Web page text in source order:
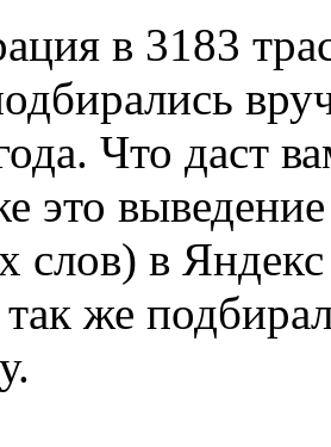
в 3183
Что даст
это
слов) в
так же